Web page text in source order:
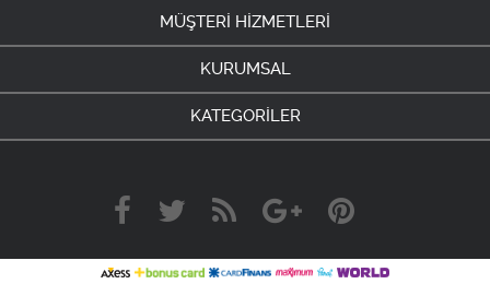
MÜŞTERİ HİZMETLERİ
KURUMSAL
KATEGORİLER